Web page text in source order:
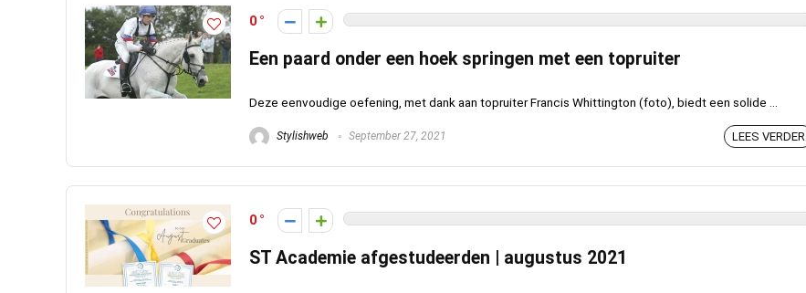
0
Een paard onder een hoek springen met een topruiter
Deze eenvoudige oefening, met dank aan topruiter Francis Whittington (foto), biedt een solide ...
Stylishweb September 27, 2021 LEES VERDER
0
ST Academie afgestudeerden | augustus 2021